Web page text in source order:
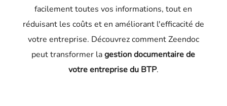
facilement toutes vos informations, tout en
réduisant les coûts et en améliorant l'efficacité de
votre entreprise. Découvrez comment Zeendoc
peut transformer lagestion documentaire de
votre entreprise du BTP.